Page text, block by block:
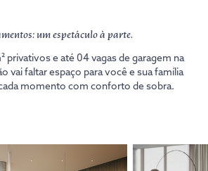
um espetáculo à parte.
privativos e até 04 vagas de garagem na
vai faltar espaço para você e sua família
momento com conforto de sobra.